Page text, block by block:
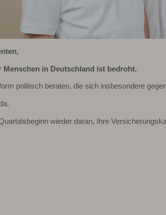
Menschen in Deutschland ist bedroht.
politisch beraten, die sich insbesondere
wieder daran, Ihre